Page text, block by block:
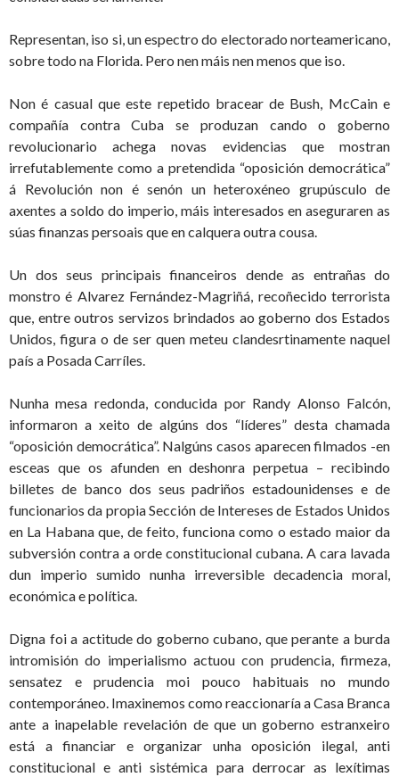
Representan, iso si, un espectro do electorado norteamericano,
sobre todo na Florida. Pero nen máis nen menos que iso.
Non é casual que este repetido bracear de Bush, McCain e
compañía contra Cuba se produzan cando o goberno
revolucionario achega novas evidencias que mostran
irrefutablemente como a pretendida “oposición democrática”
á Revolución non é senón un heteroxéneo grupúsculo de
axentes a soldo do imperio, máis interesados en aseguraren as
súas finanzas persoais que en calquera outra cousa.
Un dos seus principais financeiros dende as entrañas do
monstro é Alvarez Fernández-Magriñá, recoñecido terrorista
que, entre outros servizos brindados ao goberno dos Estados
Unidos, figura o de ser quen meteu clandesrtinamente naquel
país a Posada Carríles.
Nunha mesa redonda, conducida por Randy Alonso Falcón,
informaron a xeito de algúns dos “líderes” desta chamada
“oposición democrática”. Nalgúns casos aparecen filmados -en
esceas que os afunden en deshonra perpetua – recibindo
billetes de banco dos seus padriños estadounidenses e de
funcionarios da propia Sección de Intereses de Estados Unidos
en La Habana que, de feito, funciona como o estado maior da
subversión contra a orde constitucional cubana. A cara lavada
dun imperio sumido nunha irreversible decadencia moral,
económica e política.
Digna foi a actitude do goberno cubano, que perante a burda
intromisión do imperialismo actuou con prudencia, firmeza,
sensatez e prudencia moi pouco habituais no mundo
contemporáneo. Imaxinemos como reaccionaría a Casa Branca
ante a inapelable revelación de que un goberno estranxeiro
está a financiar e organizar unha oposición ilegal, anti
constitucional e anti sistémica para derrocar as lexítimas